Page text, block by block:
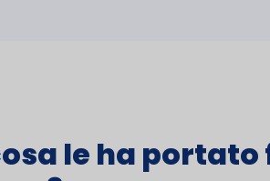
le ha